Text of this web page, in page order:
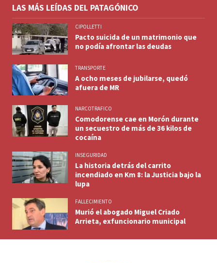
LAS MÁS LEÍDAS DEL PATAGÓNICO
CIPOLLETTI
Pacto suicida de un matrimonio que
no podía afrontar las deudas
TRANSPORTE
A ocho meses de jubilarse, quedó
afuera de MR
NARCOTRAFICO
Comodorense cae en Morón durante
un secuestro de más de 36 kilos de
cocaína
INSEGURIDAD
La historia detrás del carrito
incendiado en Km 8: la Justicia bajo la
lupa
FALLECIMIENTO
Murió el abogado Miguel Criado
Arrieta, exfuncionario municipal